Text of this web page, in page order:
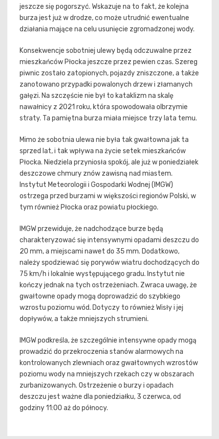
jeszcze się pogorszyć. Wskazuje na to fakt, że kolejna
burza jest już w drodze, co może utrudnić ewentualne
działania mające na celu usunięcie zgromadzonej wody.
Konsekwencje sobotniej ulewy będą odczuwalne przez
mieszkańców Płocka jeszcze przez pewien czas. Szereg
piwnic zostało zatopionych, pojazdy zniszczone, a także
zanotowano przypadki powalonych drzew i złamanych
gałęzi. Na szczęście nie był to kataklizm na skalę
nawałnicy z 2021 roku, która spowodowała olbrzymie
straty. Ta pamiętna burza miała miejsce trzy lata temu.
Mimo że sobotnia ulewa nie była tak gwałtowna jak ta
sprzed lat, i tak wpływa na życie setek mieszkańców
Płocka. Niedziela przyniosła spokój, ale już w poniedziałek
deszczowe chmury znów zawisną nad miastem.
Instytut Meteorologii i Gospodarki Wodnej (IMGW)
ostrzega przed burzami w większości regionów Polski, w
tym również Płocka oraz powiatu płockiego.
IMGW przewiduje, że nadchodzące burze będą
charakteryzować się intensywnymi opadami deszczu do
20 mm, a miejscami nawet do 35 mm. Dodatkowo,
należy spodziewać się porywów wiatru dochodzących do
75 km/h i lokalnie występującego gradu. Instytut nie
kończy jednak na tych ostrzeżeniach. Zwraca uwagę, że
gwałtowne opady mogą doprowadzić do szybkiego
wzrostu poziomu wód. Dotyczy to również Wisły i jej
dopływów, a także mniejszych strumieni.
IMGW podkreśla, że szczególnie intensywne opady mogą
prowadzić do przekroczenia stanów alarmowych na
kontrolowanych zlewniach oraz gwałtownych wzrostów
poziomu wody na mniejszych rzekach czy w obszarach
zurbanizowanych. Ostrzeżenie o burzy i opadach
deszczu jest ważne dla poniedziałku, 3 czerwca, od
godziny 11:00 aż do północy.